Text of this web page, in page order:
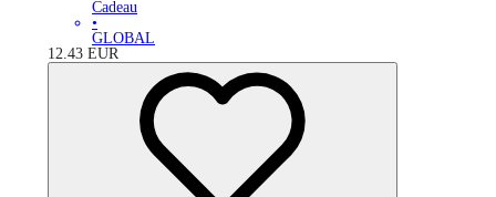
Cadeau
•
GLOBAL
12.43 EUR